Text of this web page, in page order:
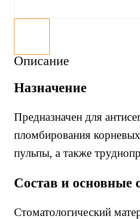
Описание
Назначение
Предназначен для
пломбирования
пульпы, а также
Состав и основные
Стоматологический